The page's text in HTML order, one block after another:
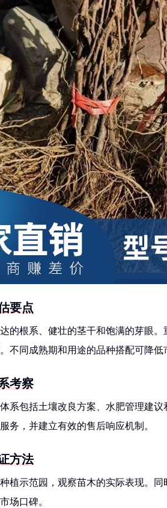
要点
的根系、健壮的茎干和饱满的芽眼
不同成熟期和用途的品种搭配可降低
考察
系包括土壤改良方案、水肥管理建
务，并建立有效的售后响应机制。
方法
植示范园，观察苗木的实际表现。
场口碑。